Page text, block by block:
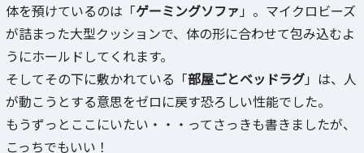
体を預けているのは「ゲーミングソファ 」。マイクロビーズ
が詰まった大型クッションで、体の形に合わせて包み込むよ
うにホールドしてくれます。
そしてその下に敷かれている「部屋ごとベッドラグ」は、人
が動こうとする意思をゼロに戻す恐ろしい性能でした。
もうずっとここにいたい・・・ってさっきも書きましたが、
こっちでもいい！